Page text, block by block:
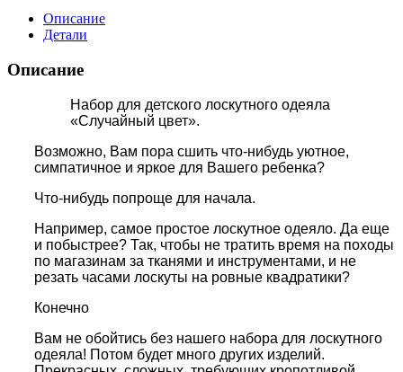
Описание
Детали
Описание
Набор для детского лоскутного одеяла
«Случайный цвет».
Возможно, Вам пора сшить что-нибудь уютное,
симпатичное и яркое для Вашего ребенка?
Что-нибудь попроще для начала.
Например, самое простое лоскутное одеяло. Да еще
и побыстрее? Так, чтобы не тратить время на походы
по магазинам за тканями и инструментами, и не
резать часами лоскуты на ровные квадратики?
Конечно
Вам не обойтись без нашего набора для лоскутного
одеяла! Потом будет много других изделий.